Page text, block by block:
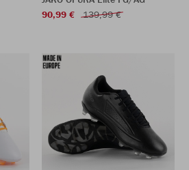
90,99 €
139,99 €